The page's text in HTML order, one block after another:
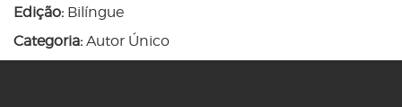
Edição: Bilíngue
Categoria: Autor Único